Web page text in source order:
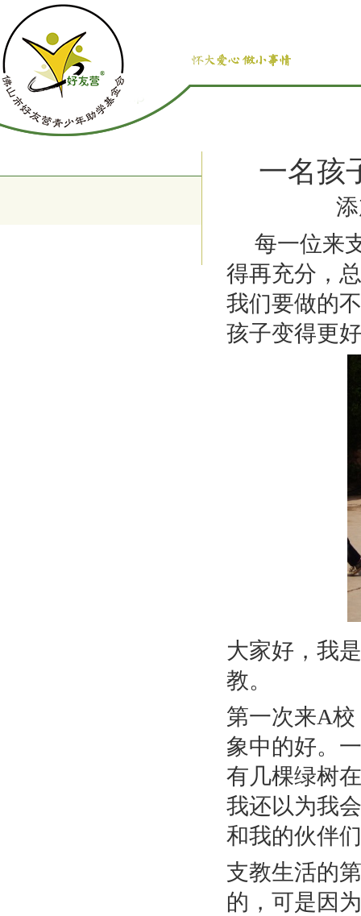
一名孩
每一位来
得再充分，
我们要做的
孩子变得更
大家好，我
教。
第一次来A
象中的好。
有几棵绿树
我还以为我
和我的伙伴
支教生活的
的，可是因